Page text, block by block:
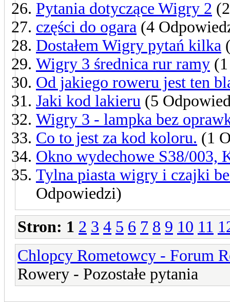
Pytania dotyczące Wigry 2
części do ogara (4
Dostałem Wigry pytań kilka
Wigry 3 średnica rur ramy
Od jakiego roweru jest ten
Jaki kod lakieru (5
Wigry 3 - lampka bez
Co to jest za kod koloru. (1
Okno wydechowe S38/003,
Tylna piasta wigry i czajki
Odpowiedzi)
Stron: 1 2 3 4 5 6 7 8 9 10 11
Chlopcy Rometowcy - Forum
Rowery - Pozostałe pytania